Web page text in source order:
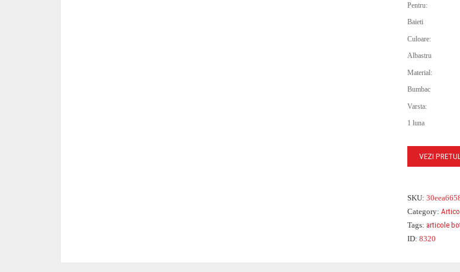
Pentru:
Baieti
Culoare:
Albastru
Material:
Bumbac
Varsta:
1 luna
VEZI PRETUL
SKU:
Category:
Tags: articole
ID: 8320